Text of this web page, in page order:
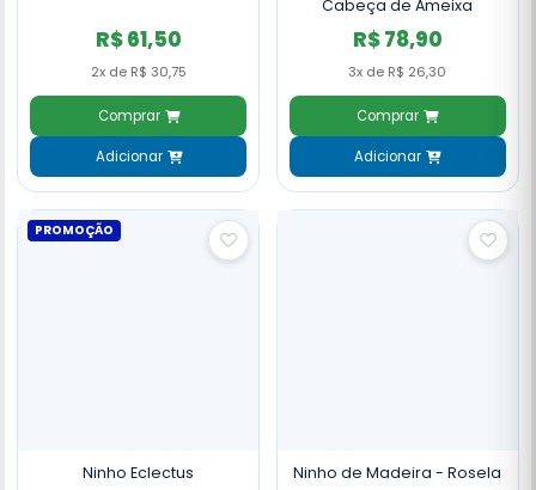
R$ 61,50
2x de R$ 30,75
Comprar
Adicionar
Cabeça de Ameixa
R$ 78,90
3x de R$ 26,30
Comprar
Adicionar
PROMOÇÃO
Ninho Eclectus Ninho de Madeira - Rosela